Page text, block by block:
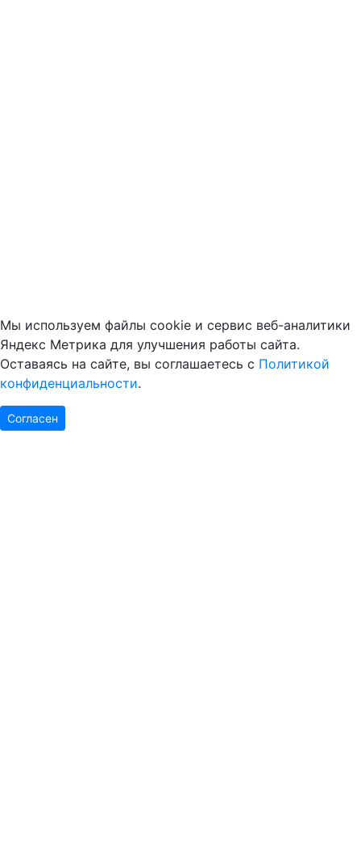
Мы используем файлы cookie и сервис веб-аналитики
Яндекс Метрика для улучшения работы сайта.
Оставаясь на сайте, вы соглашаетесь с Политикой
конфиденциальности.
Согласен